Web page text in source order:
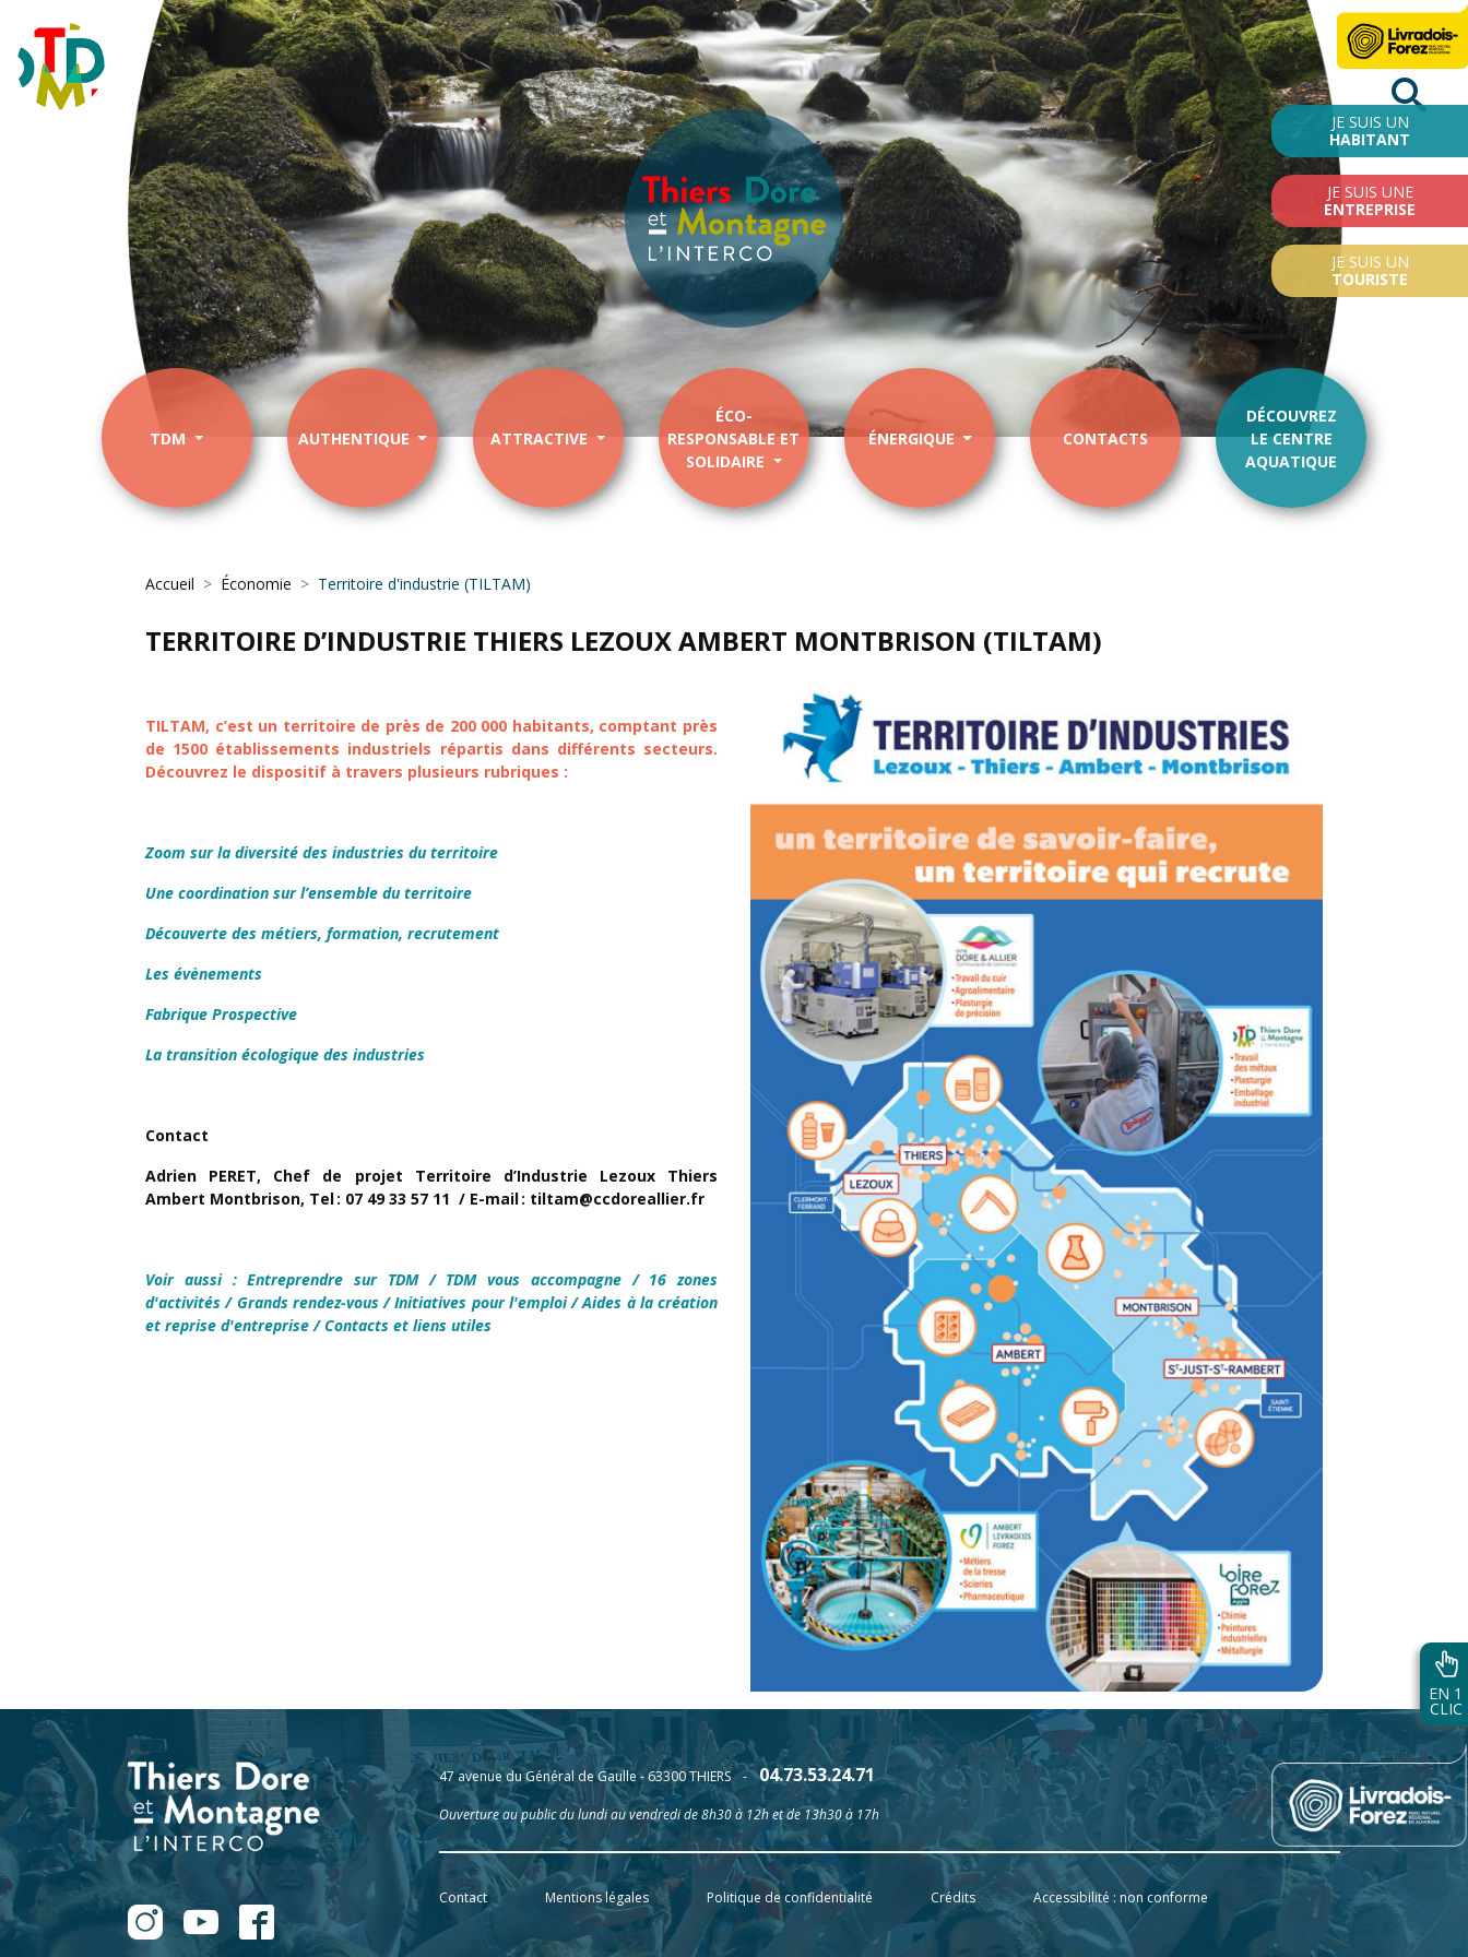
EN 1
CLIC
TDM AUTHENTIQUE ATTRACTIVE
ÉCO-
RESPONSABLE ET
SOLIDAIRE
ÉNERGIQUE CONTACTS
DÉCOUVREZ
LE CENTRE
AQUATIQUE
JE SUIS UN
HABITANT
JE SUIS UNE
ENTREPRISE
JE SUIS UN
TOURISTE
Accueil Économie Territoire d'industrie (TILTAM)
TERRITOIRE D’INDUSTRIE THIERS LEZOUX AMBERT MONTBRISON (TILTAM)
TILTAM, c’est un territoire de près de 200 000 habitants, comptant près
de 1500 établissements industriels répartis dans différents secteurs.
Découvrez le dispositif à travers plusieurs rubriques :
Zoom sur la diversité des industries du territoire
Une coordination sur l’ensemble du territoire
Découverte des métiers, formation, recrutement
Les évènements
Fabrique Prospective
La transition écologique des industries
Contact
Adrien PERET, Chef de projet Territoire d’Industrie Lezoux Thiers
Ambert Montbrison, Tel : 07 49 33 57 11 / E-mail : tiltam@ccdoreallier.fr
Voir aussi :Entreprendre sur TDM/ TDM vous accompagne/ 16 zones
d'activités/ Grands rendez-vous/Initiatives pour l'emploi/Aides à la création
et reprise d'entreprise/Contacts et liens utiles
47 avenue du Général de Gaulle - 63300 THIERS - 04.73.53.24.71
Ouverture au public du lundi au vendredi de 8h30 à 12h et de 13h30 à 17h
Contact Mentions légales Politique de confidentialité Crédits Accessibilité : non conforme